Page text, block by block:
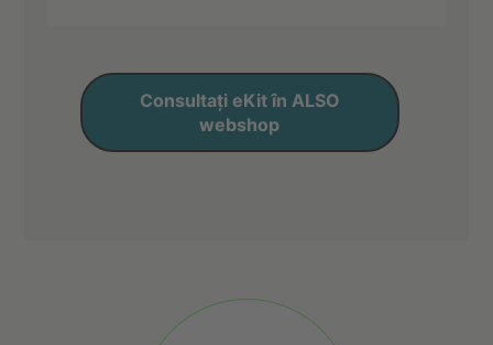
Consultați eKit în ALSO
webshop